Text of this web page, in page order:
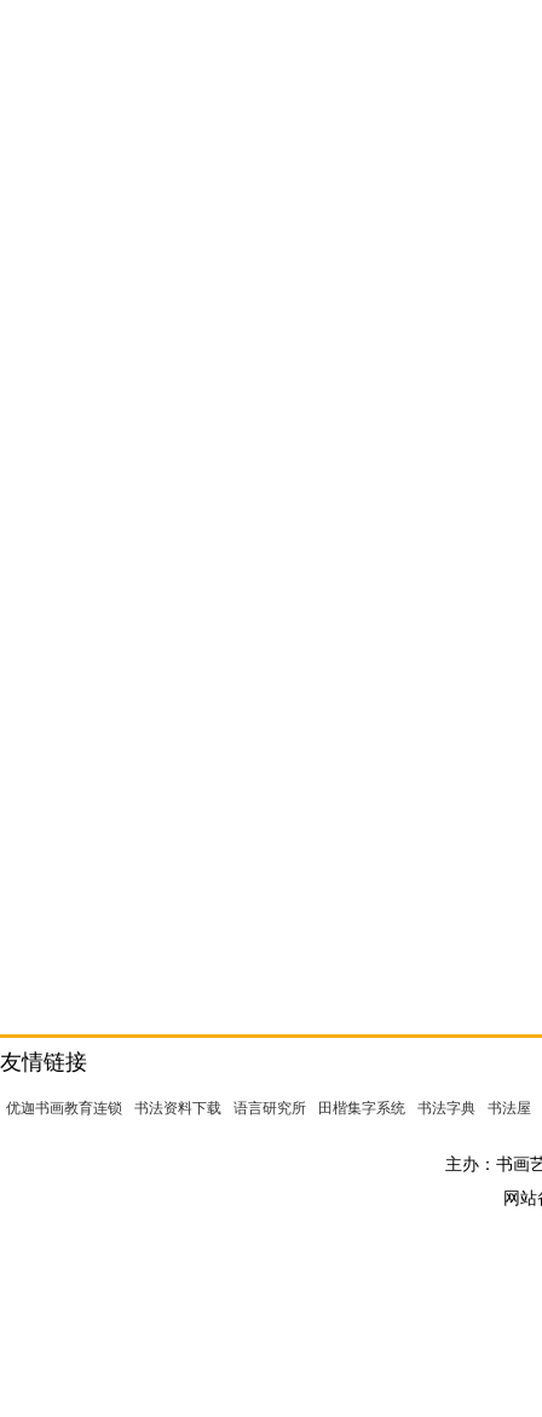
友情链接
优迦书画教育连锁 书法资料下载 语言研究所 田楷集字系统 书法字典 书法屋
主办：书画
网